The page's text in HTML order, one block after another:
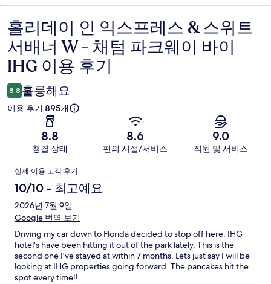
이
용
후
기
홀리데이 인 익스프레스 & 스위트
서배너 W - 채텀 파크웨이 바이
IHG 이용 후기
8.8 훌륭해요
이용 후기 895개
8.8
청결 상태
8.6
편의 시설/서비스
9.0
직원 및 서비스
이
용
후
기
실제 이용 고객 후기
10/10 - 최고예요
2026년 7월 9일
Google 번역 보기
Driving my car down to Florida decided to stop off here. IHG
hotel's have been hitting it out of the park lately. This is the
second one I've stayed at within 7 months. Lets just say I will be
looking at IHG properties going forward. The pancakes hit the
spot every time!!